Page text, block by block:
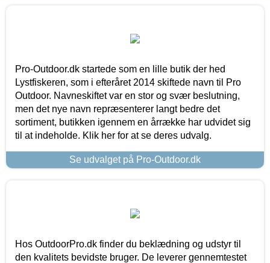
Pro-Outdoor.dk startede som en lille butik der hed
Lystfiskeren, som i efteråret 2014 skiftede navn til Pro
Outdoor. Navneskiftet var en stor og svær beslutning,
men det nye navn repræsenterer langt bedre det
sortiment, butikken igennem en årrække har udvidet sig
til at indeholde. Klik her for at se deres udvalg.
Se udvalget på Pro-Outdoor.dk
Hos OutdoorPro.dk finder du beklædning og udstyr til
den kvalitets bevidste bruger. De leverer gennemtestet